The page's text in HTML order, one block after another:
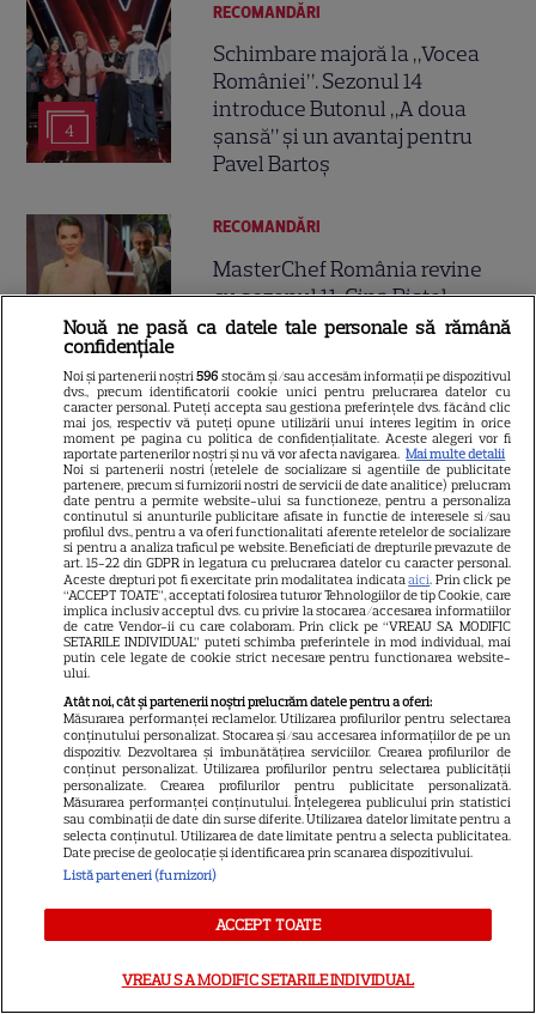
4
RECOMANDĂRI
Schimbare majoră la „Vocea
României”. Sezonul 14
introduce Butonul „A doua
șansă” și un avantaj pentru
Pavel Bartoș
7
RECOMANDĂRI
MasterChef România revine
cu sezonul 11. Gina Pistol
anunță un sezon „dus la un alt
3
TELEVIZIUNE
„Îmi este frică de Nea Mărin,
dar vreau să arăt ce pot”. Ce
vedete intră în noua ediție
„Poftiți pe la noi – Poftiți la
întrecere”
RECOMANDĂRI
făcut istorie în România, revine
la TV. Plus un film inspirat
dintr-un caz real incredibil
VEDETE STRĂINE
Jennifer Aniston și Courteney
Cox, vacanță de lux în Mallorca
alături de Pedro Pascal.
Nouă ne pasă ca datele tale personale să rămână
confidențiale
Noi și partenerii noștri596 stocăm și/sau accesăm informații pe dispozitivul
dvs., precum identificatorii cookie unici pentru prelucrarea datelor cu
caracter personal. Puteți accepta sau gestiona preferințele dvs. făcând clic
mai jos, respectiv vă puteți opune utilizării unui interes legitim în orice
moment pe pagina cu politica de confidențialitate. Aceste alegeri vor fi
raportate partenerilor noștri și nu vă vor afecta navigarea. Mai multe detalii
Noi si partenerii nostri (retelele de socializare si agentiile de publicitate
partenere, precum si furnizorii nostri de servicii de date analitice) prelucram
date pentru a permite website-ului sa functioneze, pentru a personaliza
continutul si anunturile publicitare afisate in functie de interesele si/sau
profilul dvs., pentru a va oferi functionalitati aferente retelelor de socializare
si pentru a analiza traficul pe website. Beneficiati de drepturile prevazute de
art. 15-22 din GDPR in legatura cu prelucrarea datelor cu caracter personal.
Aceste drepturi pot fi exercitate prin modalitatea indicataaici. Prin click pe
“ACCEPT TOATE”, acceptati folosirea tuturor Tehnologiilor de tip Cookie, care
implica inclusiv acceptul dvs. cu privire la stocarea/accesarea informatiilor
de catre Vendor-ii cu care colaboram. Prin click pe “VREAU SA MODIFIC
SETARILE INDIVIDUAL” puteti schimba preferintele in mod individual, mai
putin cele legate de cookie strict necesare pentru functionarea website-
ului.
Atât noi, cât și partenerii noștri prelucrăm datele pentru a oferi:
Măsurarea performanței reclamelor. Utilizarea profilurilor pentru selectarea
conținutului personalizat. Stocarea și/sau accesarea informațiilor de pe un
dispozitiv. Dezvoltarea și îmbunătățirea serviciilor. Crearea profilurilor de
conținut personalizat. Utilizarea profilurilor pentru selectarea publicității
personalizate. Crearea profilurilor pentru publicitate personalizată.
Măsurarea performanței conținutului. Înțelegerea publicului prin statistici
sau combinații de date din surse diferite. Utilizarea datelor limitate pentru a
selecta conținutul. Utilizarea de date limitate pentru a selecta publicitatea.
Date precise de geolocație și identificarea prin scanarea dispozitivului.
Listă parteneri (furnizori)
ACCEPT TOATE
VREAU SA MODIFIC SETARILE INDIVIDUAL